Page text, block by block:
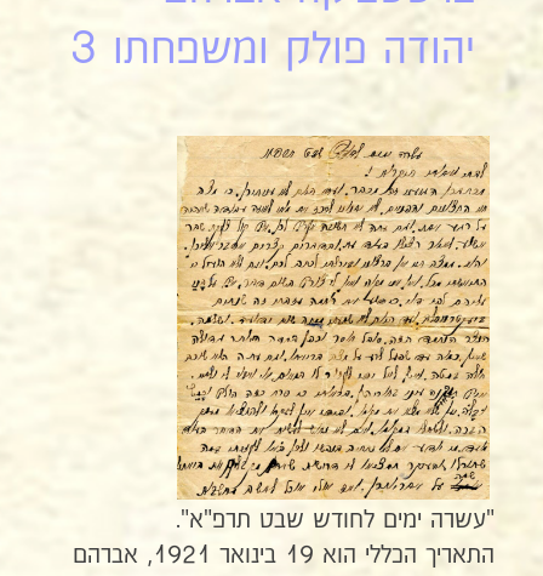
יהודה פולק ומשפחתו 3
"עשרה ימים לחודש שבט תרפ"א".
התאריך הכללי הוא 19 בינואר 1921, אברהם